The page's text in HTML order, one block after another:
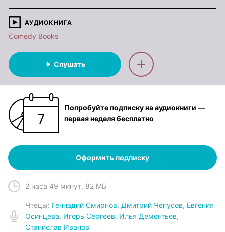
АУДИОКНИГА
Comedy Books
Слушать
Попробуйте подписку на аудиокниги —
первая неделя бесплатно
Оформить подписку
2 часа 49 минут, 82 МБ
Чтецы: Геннадий Смирнов, Дмитрий Чепусов, Евгения
Осинцева, Игорь Сергеев, Илья Дементьев,
Станислав Иванов